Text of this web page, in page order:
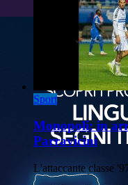
Sport
Monopoli: in
Parravicini
L'attaccante classe